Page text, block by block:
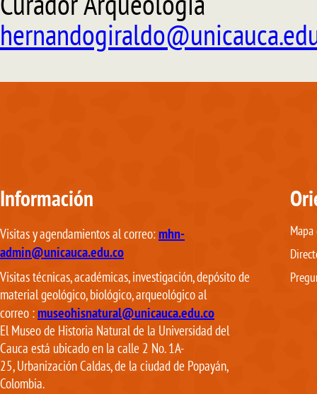
Curador Arqueología
Información
Visitas y agendamientos al correo:mhn-
admin@unicauca.edu.co
Visitas técnicas, académicas, investigación, depósito de
material geológico, biológico, arqueológico al
correo :museohisnatural@unicauca.edu.co
El Museo de Historia Natural de la Universidad del
Cauca está ubicado en la calle 2 No. 1A-
25, Urbanización Caldas, de la ciudad de Popayán,
Colombia.